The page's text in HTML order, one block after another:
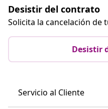
Únete a los más de 700
ofertas semanales,
Nuestras redes sociales